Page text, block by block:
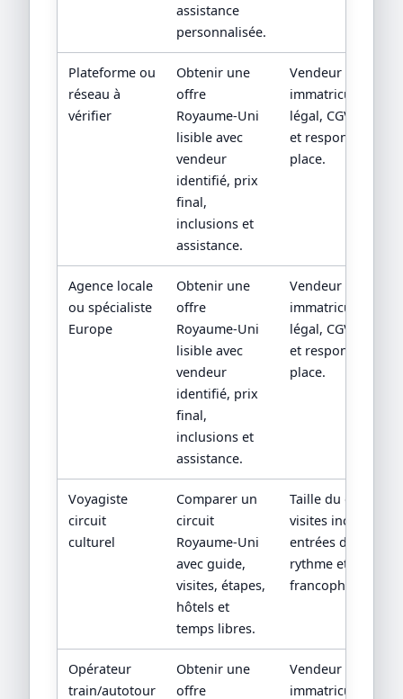
assistance
personnalisée.
Plateforme ou
réseau à
vérifier
Obtenir une
offre
Royaume-Uni
lisible avec
vendeur
identifié, prix
final,
inclusions et
assistance.
Vendeur
immatriculation/
légal, CGV,
et responsabilité
place.
Agence locale
ou spécialiste
Europe
Obtenir une
offre
Royaume-Uni
lisible avec
vendeur
identifié, prix
final,
inclusions et
assistance.
Vendeur
immatriculation/
légal, CGV,
et responsabilité
place.
Voyagiste
circuit
culturel
Comparer un
circuit
Royaume-Uni
avec guide,
visites, étapes,
hôtels et
temps libres.
Taille du groupe,
visites incluses,
entrées de sites,
rythme et guide
francophone.
Opérateur
train/autotour
Obtenir une
offre
Vendeur
immatriculation/